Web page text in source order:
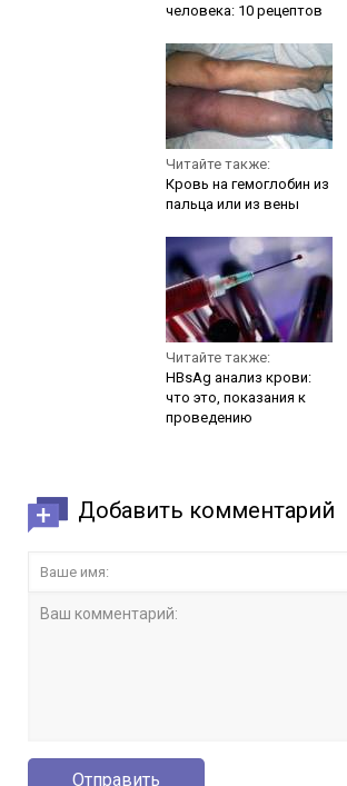
человека: 10 рецептов
Читайте также:
Кровь на гемоглобин из
пальца или из вены
Читайте также:
HBsAg анализ крови:
что это, показания к
проведению
Добавить комментарий